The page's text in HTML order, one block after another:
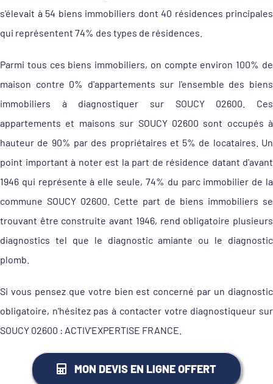
s'élevait à 54 biens immobiliers dont 40 résidences principales
qui représentent 74% des types de résidences.
Parmi tous ces biens immobiliers, on compte environ 100% de
maison contre 0% d'appartements sur l'ensemble des biens
immobiliers à diagnostiquer sur SOUCY 02600. Ces
appartements et maisons sur SOUCY 02600 sont occupés à
hauteur de 90% par des propriétaires et 5% de locataires. Un
point important à noter est la part de résidence datant d'avant
1946 qui représente à elle seule, 74% du parc immobilier de la
commune SOUCY 02600. Cette part de biens immobiliers se
trouvant être construite avant 1946, rend obligatoire plusieurs
diagnostics tel que le diagnostic amiante ou le diagnostic
plomb.
Si vous pensez que votre bien est concerné par un diagnostic
obligatoire, n'hésitez pas à contacter votre diagnostiqueur sur
SOUCY 02600 : ACTIV'EXPERTISE FRANCE.
MON DEVIS EN LIGNE OFFERT